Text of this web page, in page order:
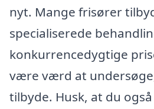
nyt. Mange frisører
specialiserede
konkurrencedygtige
være værd at
tilbyde. Husk, at du